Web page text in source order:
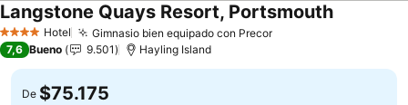
4 EstrellasHotel Gimnasio bien equipado con PrecorVer precios
Langstone Quays Resort, PortsmouthVer
7,6 Bueno 9.501 Hayling Island
De $75.175